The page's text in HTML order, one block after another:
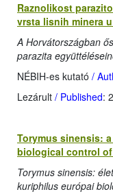
Raznolikost
vrsta lisnih minera
A Horvátországban
parazita
NÉBIH-es kutató /
Lezárult / Published:
Torymus sinensis:
biological control
Torymus sinensis:
kuriphilus európai